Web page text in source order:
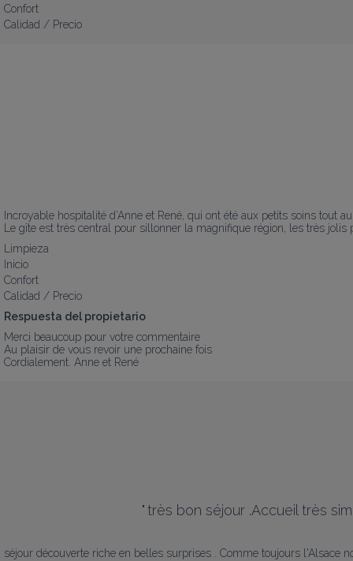
Confort
Calidad / Precio
Incroyable hospitalité d’Anne et René, qui ont été aux petits soins tout
Le gîte est très central pour sillonner la magnifique région, les très
Limpieza
Inicio
Confort
Calidad / Precio
Respuesta del propietario
Merci beaucoup pour votre commentaire
Au plaisir de vous revoir une prochaine fois
Cordialement. Anne et René
" très bon séjour .Accueil très
séjour découverte riche en belles surprises . Comme toujours l'Alsace